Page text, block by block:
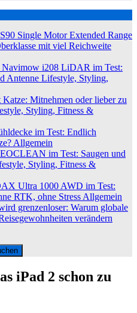
Single Motor Extended Range
mit viel Reichweite
Navimow i208 LiDAR im Test:
Antenne Lifestyle, Styling,
Mitnehmen oder lieber zu
Styling, Fitness &
im Test: Endlich
Allgemein
im Test: Saugen und
Styling, Fitness &
Ultra 1000 AWD im Test:
RTK, ohne Stress Allgemein
grenzenloser: Warum globale
verändern
iPad 2 schon zu